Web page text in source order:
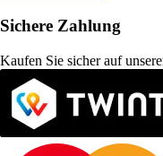
Sichere Zahlung
Kaufen Sie sicher auf